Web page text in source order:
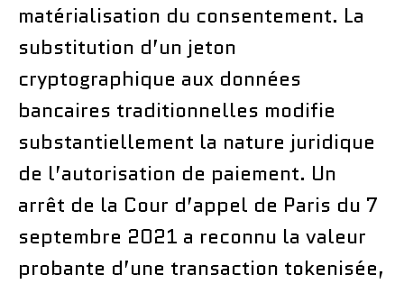
matérialisation du consentement. La
substitution d’un jeton
cryptographique aux données
bancaires traditionnelles modifie
substantiellement la nature juridique
de l’autorisation de paiement. Un
arrêt de la Cour d’appel de Paris du 7
septembre 2021 a reconnu la valeur
probante d’une transaction tokenisée,